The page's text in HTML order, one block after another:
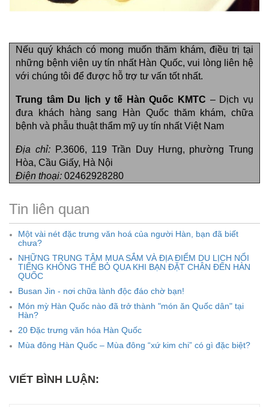
Nếu quý khách có mong muốn thăm khám, điều trị tại
những bệnh viện uy tín nhất Hàn Quốc, vui lòng liên hệ
với chúng tôi để được hỗ trợ tư vấn tốt nhất.
Trung tâm Du lịch y tế Hàn Quốc KMTC – Dịch vụ
đưa khách hàng sang Hàn Quốc thăm khám, chữa
bệnh và phẫu thuật thẩm mỹ uy tín nhất Việt Nam
Địa chỉ:P.3606, 119 Trần Duy Hưng, phường Trung
Hòa, Cầu Giấy, Hà Nội
Điện thoại: 02462928280
Tin liên quan
Một vài nét đặc trưng văn hoá của người Hàn, bạn đã biết
chưa?
NHỮNG TRUNG TÂM MUA SẮM VÀ ĐỊA ĐIỂM DU LỊCH NỔI
TIẾNG KHÔNG THỂ BỎ QUA KHI BẠN ĐẶT CHÂN ĐẾN HÀN
QUỐC
Busan Jin - nơi chữa lành độc đáo chờ bạn!
Món mỳ Hàn Quốc nào đã trở thành "món ăn Quốc dân" tại
Hàn?
20 Đặc trưng văn hóa Hàn Quốc
Mùa đông Hàn Quốc – Mùa đông “xứ kim chi” có gì đặc biệt?
VIẾT BÌNH LUẬN: